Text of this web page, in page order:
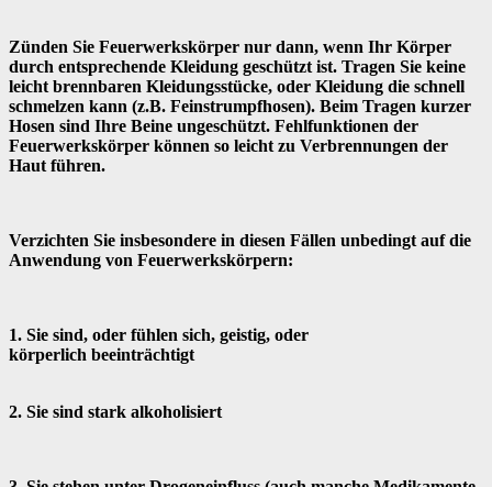
Zünden Sie Feuerwerkskörper nur dann, wenn Ihr Körper
durch entsprechende Kleidung geschützt ist. Tragen Sie keine
leicht brennbaren Kleidungsstücke, oder Kleidung die schnell
schmelzen kann (z.B. Feinstrumpfhosen). Beim Tragen kurzer
Hosen sind Ihre Beine ungeschützt. Fehlfunktionen der
Feuerwerkskörper können so leicht zu Verbrennungen der
Haut führen.
Verzichten Sie insbesondere in diesen Fällen unbedingt auf die
Anwendung von Feuerwerkskörpern:
1. Sie sind, oder fühlen sich, geistig, oder
körperlich beeinträchtigt
2. Sie sind stark alkoholisiert